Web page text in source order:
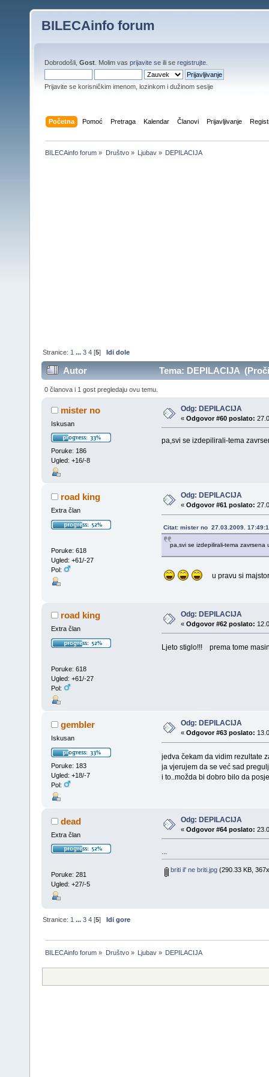
BILECAinfo forum
Dobrodošli, Gost . Molim vas prijavite se ili se registrujte
Prijavite se korisničkim imenom, lozinkom i dužinom sesije
Početna Pomoć Pretraga Kalendar Članovi Prijavljivanje
BILECAinfo forum » Društvo» Ljubav» DEPILACIJA
Stranice: 1 ...3 4 [5]Idi dole
Autor Tema: DEPILACIJA
0 članova i 1 gost pregledaju ovu temu.
mister no
Iskusan
Poruke: 186
Ugled: +16/-8
Odg: DEPILACIJA
« Odgovor #60 poslato:
pa,svi se izdepilirali-tema
road king
Extra član
Poruke: 618
Ugled: +61/-27
Pol:
Odg: DEPILACIJA
« Odgovor #61 poslato:
Citat: mister no 27.03.2009.
pa,svi se izdepilirali-tema zavrsena
u pravu si
road king
Extra član
Poruke: 618
Ugled: +61/-27
Pol:
Odg: DEPILACIJA
« Odgovor #62 poslato:
Ljeto stiglo!!! prema tome
gembler
Iskusan
Poruke: 183
Ugled: +18/-7
Pol:
Odg: DEPILACIJA
« Odgovor #63 poslato:
jedva čekam da vidim rezultate
ja vjerujem da se već sad
i to..možda bi dobro bilo da
dead
Extra član
Poruke: 281
Ugled: +27/-5
Odg: DEPILACIJA
« Odgovor #64 poslato:
briti il' ne briti.jpg(290.33 KB,
Stranice: 1 ...3 4 [5]Idi gore
BILECAinfo forum » Društvo» Ljubav» DEPILACIJA